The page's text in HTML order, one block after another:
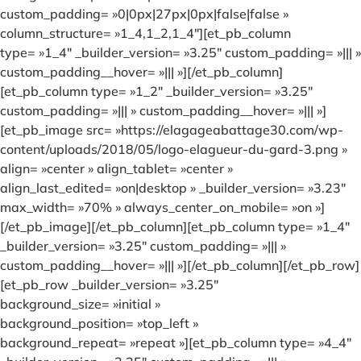
custom_padding= »0|0px|27px|0px|false|false »
column_structure= »1_4,1_2,1_4″][et_pb_column
type= »1_4″ _builder_version= »3.25″ custom_padding= »||| »
custom_padding__hover= »||| »][/et_pb_column]
[et_pb_column type= »1_2″ _builder_version= »3.25″
custom_padding= »||| » custom_padding__hover= »||| »]
[et_pb_image src= »https://elagageabattage30.com/wp-
content/uploads/2018/05/logo-elagueur-du-gard-3.png »
align= »center » align_tablet= »center »
align_last_edited= »on|desktop » _builder_version= »3.23″
max_width= »70% » always_center_on_mobile= »on »]
[/et_pb_image][/et_pb_column][et_pb_column type= »1_4″
_builder_version= »3.25″ custom_padding= »||| »
custom_padding__hover= »||| »][/et_pb_column][/et_pb_row]
[et_pb_row _builder_version= »3.25″
background_size= »initial »
background_position= »top_left »
background_repeat= »repeat »][et_pb_column type= »4_4″